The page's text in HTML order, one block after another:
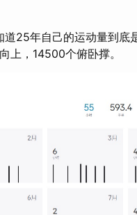
道25年自己的运动量到
上，14500个俯卧撑。